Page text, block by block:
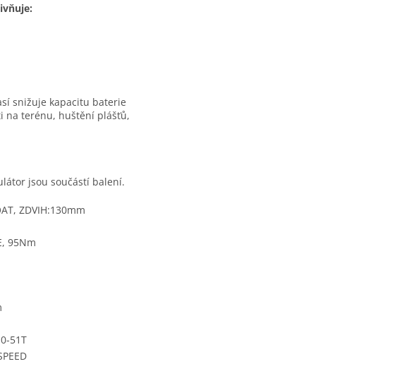
snižuje kapacitu baterie
na terénu, huštění plášťů,
jsou součástí balení.
ZDVIH:130mm
95Nm
51T